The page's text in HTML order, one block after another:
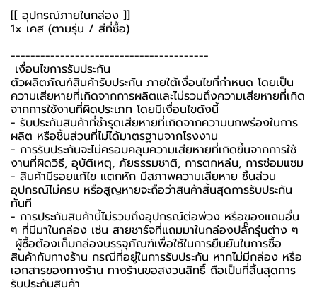
[[ อุปกรณ์ภายในกล่อง ]]
1x เคส (ตามรุ่น / สีที่ซื้อ)
----------------------------------------
️ เงื่อนไขการรับประกัน ️
ตัวผลิตภัณฑ์สินค้ารับประกัน ภายใต้เงื่อนไขที่กำหนด โดยเป็น
ความเสียหายที่เกิดจากการผลิตและไม่รวมถึงความเสียหายที่เกิด
จากการใช้งานที่ผิดประเภท โดยมีเงื่อนไขดังนี้
- รับประกันสินค้าที่ชำรุดเสียหายที่เกิดจากความบกพร่องในการ
ผลิต หรือชิ้นส่วนที่ไม่ได้มาตรฐานจากโรงงาน
- การรับประกันจะไม่ครอบคลุมความเสียหายที่เกิดขึ้นจากการใช้
งานที่ผิดวิธี, อุบัติเหตุ, ภัยธรรมชาติ, การตกหล่น, การซ่อมแซม
- สินค้ามีรอยแก้ไข แตกหัก มีสภาพความเสียหาย ชิ้นส่วน
อุปกรณ์ไม่ครบ หรือสูญหายจะถือว่าสินค้าสิ้นสุดการรับประกัน
ทันที
- การประกันสินค้านี้ไม่รวมถึงอุปกรณ์ต่อพ่วง หรือของแถมอื่น
ๆ ที่มีมาในกล่อง เช่น สายชาร์จที่แถมมาในกล่องปลั๊กรุ่นต่าง ๆ
️ ผู้ซื้อต้องเก็บกล่องบรรจุภัณฑ์เพื่อใช้ในการยืนยันในการซื้อ
สินค้ากับทางร้าน กรณีที่อยู่ในการรับประกัน หากไม่มีกล่อง หรือ
เอกสารของทางร้าน ทางร้านขอสงวนสิทธิ์ ถือเป็นที่สิ้นสุดการ
รับประกันสินค้า ️